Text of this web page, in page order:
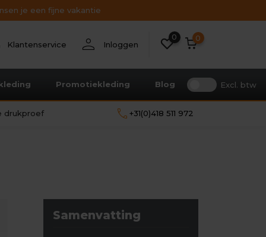
je een fijne vakantie
Klantenservice person Inloggen
0 0
Promotiekleding Blog Excl. btw
drukproef call +31(0)418 511 972
Samenvatting